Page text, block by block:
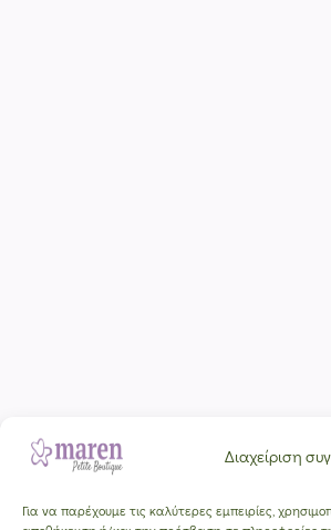
Διαχείριση
Για να παρέχουμε τις καλύτερες εμπειρίες,